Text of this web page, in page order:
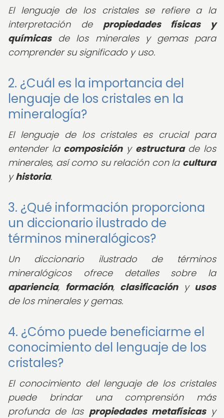
El lenguaje de los cristales se refiere a la
interpretación de propiedades físicas y
químicasde los minerales y gemas para
comprender su significado y uso.
2. ¿Cuál es la importancia del
lenguaje de los cristales en la
mineralogía?
El lenguaje de los cristales es crucial para
entender la composicióny estructurade los
minerales, así como su relación con la cultura
yhistoria.
3. ¿Qué información proporciona
un diccionario ilustrado de
términos mineralógicos?
Un diccionario ilustrado de términos
mineralógicos ofrece detalles sobre la
apariencia, formación, clasificacióny usos
de los minerales y gemas.
4. ¿Cómo puede beneficiarme el
conocimiento del lenguaje de los
cristales?
El conocimiento del lenguaje de los cristales
puede brindar una comprensión más
profunda de las propiedades metafísicasy